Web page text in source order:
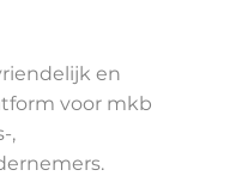
en
voor mkb
,